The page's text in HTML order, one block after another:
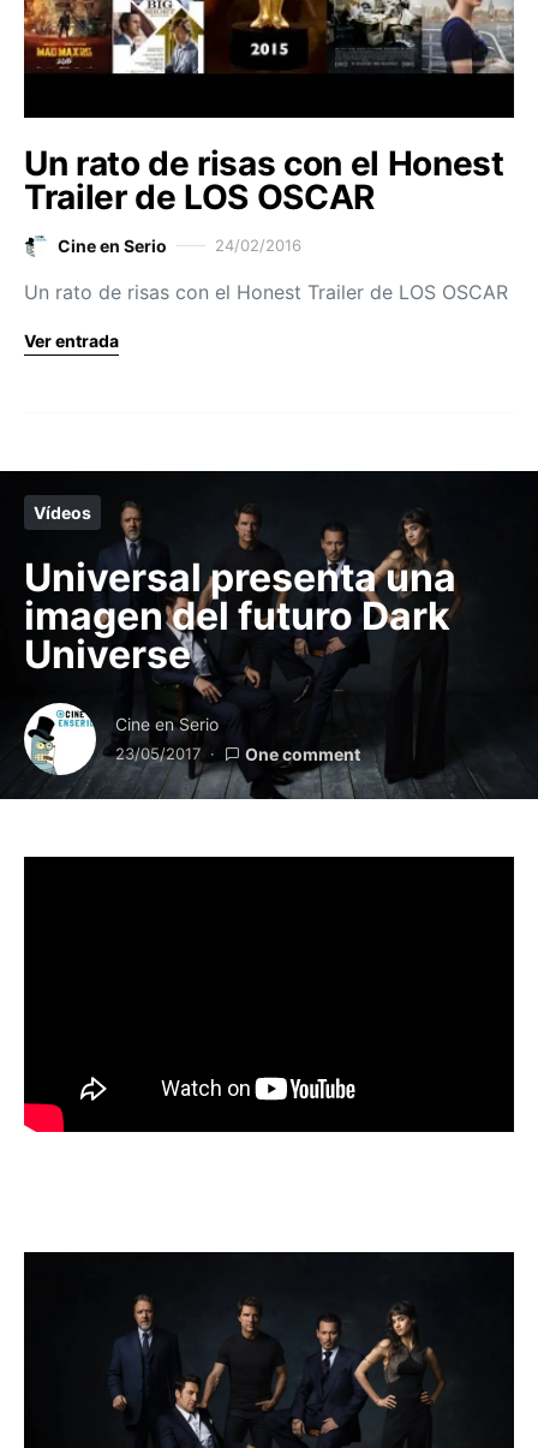
Un rato de risas con el Honest
Trailer de LOS OSCAR
Cine en Serio 24/02/2016
Un rato de risas con el Honest Trailer de LOS OSCAR
Ver entrada
Vídeos
Universal presenta una
imagen del futuro Dark
Universe
Cine en Serio
23/05/2017 One comment